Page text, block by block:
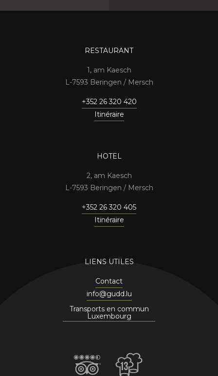
RESTAURANT
1, am Kaesch
7593 Beringen / Mersch
+352 26 320 420
Itinéraire
HOTEL
2, am Kaesch
7593 Beringen / Mersch
+352 26 320 405
Itinéraire
LIENS UTILES
Contact
info@gudd.lu
Transports en commun
Luxembourg